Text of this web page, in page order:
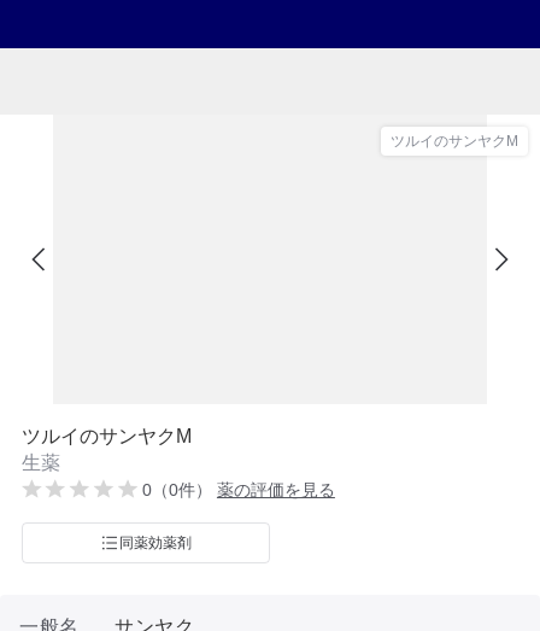
ツルイのサンヤクM
ツルイのサンヤクM
生薬
0（0件） 薬の評価を見る
同薬効薬剤
一般名
サンヤク